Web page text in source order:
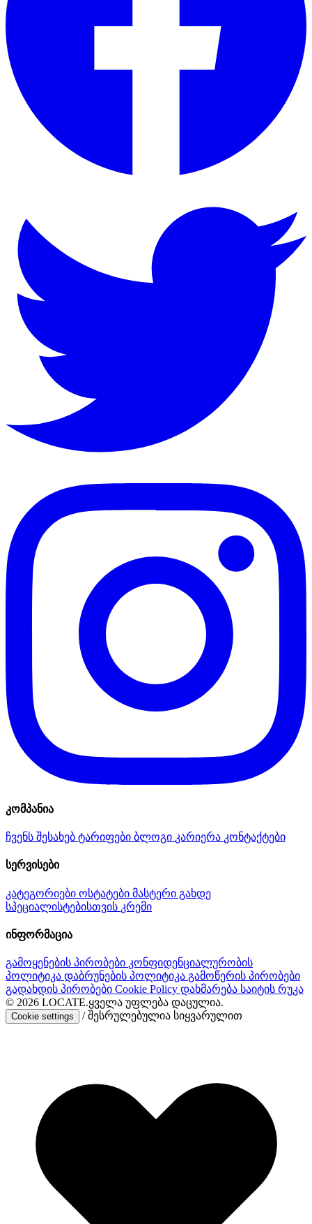
კომპანია
ჩვენს შესახებ ტარიფები ბლოგი კარიერა კონტაქტები
სერვისები
კატეგორიები ოსტატები მასტერი გახდე
სპეციალისტებისთვის კრემი
ინფორმაცია
გამოყენების პირობები კონფიდენციალურობის
პოლიტიკა დაბრუნების პოლიტიკა გამოწერის პირობები
გადახდის პირობები Cookie Policy დახმარება საიტის რუკა
© 2026 LOCATE.ყველა უფლება დაცულია.
Cookie settings / შესრულებულია სიყვარულით